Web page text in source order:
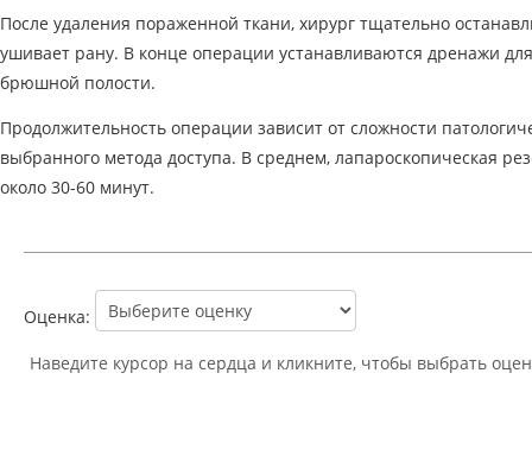
После удаления пораженной ткани, хирург тщательно
ушивает рану. В конце операции устанавливаются дренажи
брюшной полости.
Продолжительность операции зависит от сложности
выбранного метода доступа. В среднем, лапароскопическая
около 30-60 минут.
Оценка:
Наведите курсор на сердца и кликните, чтобы выбрать